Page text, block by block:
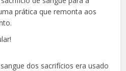
prática que remonta aos
dos sacrifícios era usado